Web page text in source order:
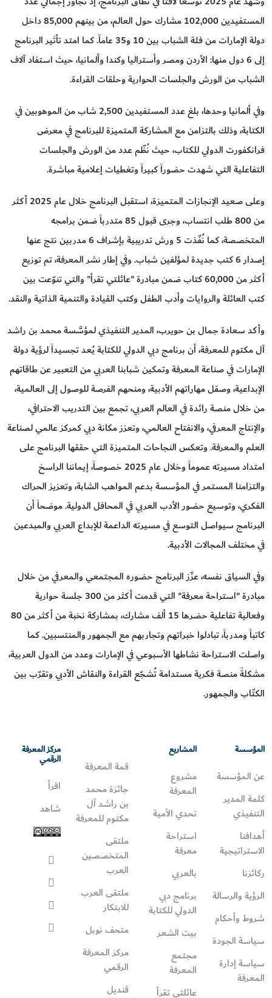
المستفيدين 102,000 مشارك حول العالم، من بينهم 85,000 داخل
دولة الإمارات من فئة الشباب بين 10 و35 عاماً. كما امتد تأثير البرنامج
إلى 6 دول منها: الأردن ومصر وأستراليا وكندا وألمانيا، حيث استفاد آلاف
الشباب من الورش والجلسات الحوارية وحلقات القراءة.
وفي ألمانيا وحدها، بلغ عدد المستفيدين 2,500 شاب من الموهوبين في
الكتابة، وذلك بالتزامن مع المشاركة المتميزة للبرنامج في معرض
فرانكفورت الدولي للكتاب، حيث نُظّم عدد من الورش والجلسات
التفاعلية التي شهدت حضوراً كبيراً وتغطيات إعلامية مباشرة.
وعلى صعيد الإنجازات المتميزة، استقبل البرنامج خلال عام 2025 أكثر
من 800 طلب انتساب، وجرى قبول 85 متدرباً ضمن برامجه
المتخصصة، كما نُفّذت 5 ورش تدريبية بإشراف 6 مدربين نتج عنها
إصدار 6 كتب جديدة لمؤلفين شباب. وفي إطار نشر المعرفة، تم توزيع
أكثر من 60,000 كتاب ضمن مبادرة "عائلتي تقرأ" والتي تنوّعت بين
كتب العائلة والروايات وأدب الطفل وكتب القيادة والتنمية الذاتية والنقد.
وأكد سعادة جمال بن حويرب، المدير التنفيذي لمؤسَّسة محمد بن راشد
آل مكتوم للمعرفة، أن برنامج دبي الدولي للكتابة يُعد تجسيداً لرؤية دولة
الإمارات في صناعة المعرفة وتمكين شبابنا العربي من التعبير عن طاقاتهم
الإبداعية، وصقل مهاراتهم الأدبية، ومنحهم الفرصة للوصول إلى العالمية،
من خلال منصة رائدة في العالم العربي، تجمع بين التدريب الاحترافي،
والإنتاج المعرفي، والانفتاح العالمي، وتعزز مكانة دبي كمركز عالمي لصناعة
العلم والمعرفة. وتعكس النجاحات المتميزة التي حققها البرنامج على
امتداد مسيرته عموماً وخلال عام 2025 خصوصاً، إيماننا الراسخ
والتزامنا المستمر في المؤسسة بدعم المواهب الشابة، وتعزيز الحراك
الفكري، وتوسيع حضور الأدب العربي في المحافل الدولية. موضحاً أن
البرنامج سيواصل التوسع في مسيرته الداعمة للإبداع العربي والمبدعين
في مختلف المجالات الأدبية.
وفي السياق نفسه، عزّز البرنامج حضوره المجتمعي والمعرفي من خلال
مبادرة "استراحة معرفة" التي قدمت أكثر من 300 جلسة حوارية
وفعالية تفاعلية حضرها 15 ألف مشارك، بمشاركة نخبة من أكثر من 80
كاتباً ومدرباً، تبادلوا خبراتهم وتجاربهم مع الجمهور والمنتسبين. كما
واصلت الاستراحة نشاطها الأسبوعي في الإمارات وعدد من الدول العربية،
مشكلةً منصة فكرية مستدامة تُشجّع القراءة والنقاش الأدبي وتقرّب بين
الكتّاب والجمهور.
المؤسسة
عن المؤسسة
كلمة المدير
التنفيذي
أهدافنا
الاستراتيجية
ركائزنا
الرؤية والرسالة
شروط وأحكام
سياسة الجودة
سياسة إدارة
المعرفة
المشاريع
مشروع
المعرفة
تحدي الأمية
استراحة
معرفة
بالعربي
برنامج دبي
الدولي للكتابة
بيت الشعر
مجتمع
المعرفة
عائلتي تقرأ‎
قمة المعرفة
جائزة محمد
بن راشد آل
مكتوم للمعرفة
ملتقى
المتخصصين
العرب
ملتقى العرب
للابتكار
متحف نوبل
مركز المعرفة
الرقمي
قنديل
مركز المعرفة
الرقمي
اقرأ
شاهد